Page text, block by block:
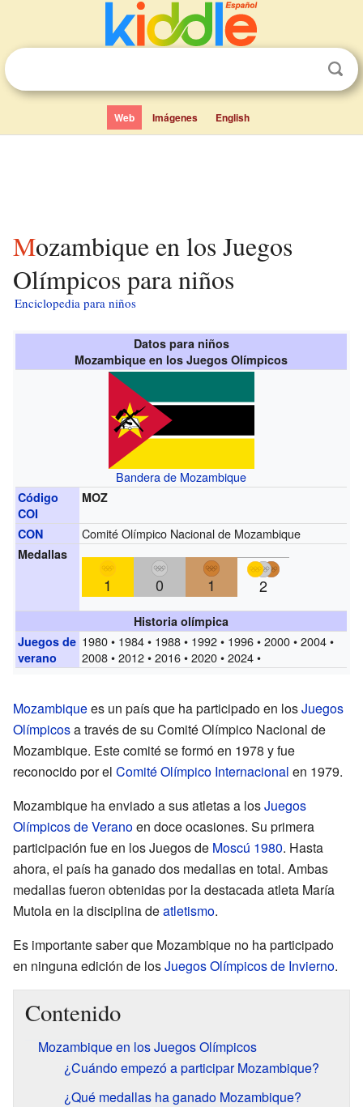
Web Imágenes English
Mozambique en los Juegos
Olímpicos para niños
Enciclopedia para niños
Datos para niños
Mozambique en los Juegos Olímpicos
Bandera de Mozambique
Código
COI
MOZ
CON Comité Olímpico Nacional de Mozambique
Medallas
1 0 1 2
Historia olímpica
Juegos de
verano
1980 • 1984 • 1988 • 1992 • 1996 • 2000 • 2004 •
2008 • 2012 • 2016 • 2020 • 2024 •
Mozambiquees un país que ha participado en losJuegos
Olímpicosa través de su Comité Olímpico Nacional de
Mozambique. Este comité se formó en 1978 y fue
reconocido por el Comité Olímpico Internacional en 1979.
Mozambique ha enviado a sus atletas a losJuegos
Olímpicos de Veranoen doce ocasiones. Su primera
participación fue en los Juegos de Moscú 1980. Hasta
ahora, el país ha ganado dos medallas en total. Ambas
medallas fueron obtenidas por la destacada atleta María
Mutola en la disciplina deatletismo.
Es importante saber que Mozambique no ha participado
en ninguna edición de losJuegos Olímpicos de Invierno.
Contenido
Mozambique en los Juegos Olímpicos
¿Cuándo empezó a participar Mozambique?
¿Qué medallas ha ganado Mozambique?